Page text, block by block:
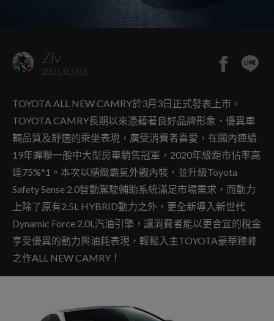
Ziv
2021/03/03
TOYOTA ALL NEW CAMRY於3月3日正式發表上市。
TOYOTA CAMRY長期以來憑藉著良好品牌形象、優異車
輛品質及舒適的乘坐表現，廣受消費者喜愛，在國內連續
19年蟬聯一般中大型房車銷售冠軍，2020年級距市佔率高
達75%*1。本次以精緻霸氣外觀內裝，並升級Toyota
Safety Sense 2.0智動駕駛輔助系統滿足市場需求，而動力
上除了原有2.5L HYBRID動力之外，更全新導入新世代
Dynamic Force 2.0L汽油引擎，讓消費者能以更合宜的稅金
享受優異的動力與油耗表現，輕鬆入主TOYOTA豪華臻峰
之作ALL NEW CAMRY！